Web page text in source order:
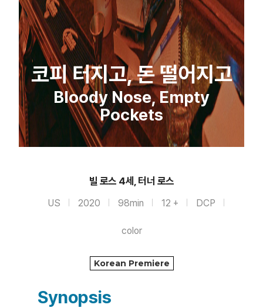
코피 터지고, 돈 떨어지고
Bloody Nose, Empty
Pockets
빌 로스 4세, 터너 로스
US 2020 98min 12 + DCP
color
Korean Premiere
Synopsis